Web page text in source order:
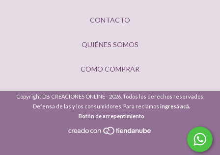
CONTACTO
QUIÉNES SOMOS
CÓMO COMPRAR
Copyright DB CREACIONES ONLINE - 2026. Todos los derechos reservados.
Defensa de las y los consumidores. Para reclamos ingresá acá.
Botón de arrepentimiento